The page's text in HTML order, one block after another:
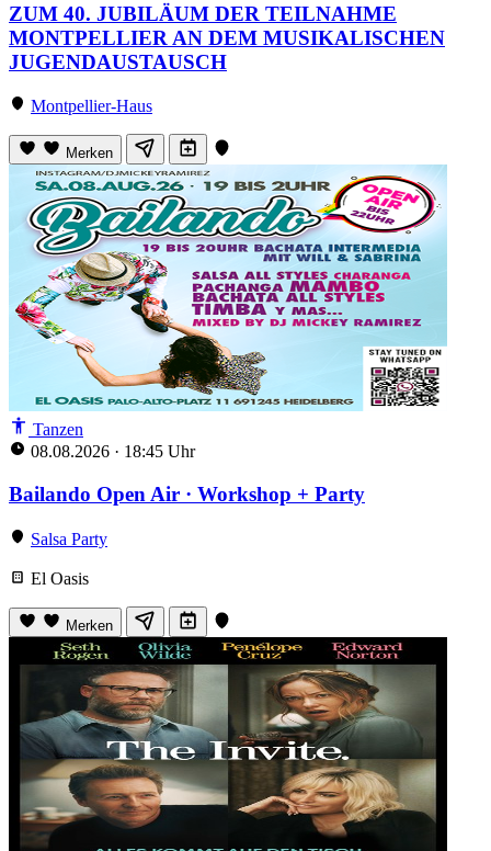
ZUM 40. JUBILÄUM DER TEILNAHME
MONTPELLIER AN DEM MUSIKALISCHEN
JUGENDAUSTAUSCH
Montpellier-Haus
Merken
Tanzen
08.08.2026 · 18:45 Uhr
Bailando Open Air · Workshop + Party
Salsa Party
El Oasis
Merken